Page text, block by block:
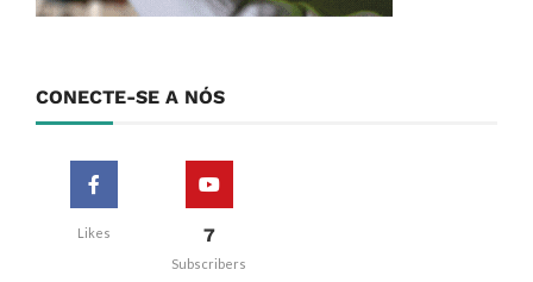
CONECTE-SE A NÓS
Likes 7
Subscribers